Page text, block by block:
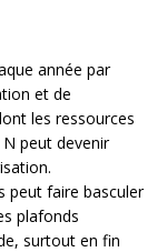
année par
et de
les ressources
peut devenir
peut faire basculer
plafonds
surtout en fin